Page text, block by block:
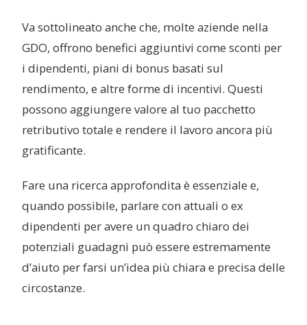
Va sottolineato anche che, molte aziende nella
GDO, offrono benefici aggiuntivi come sconti per
i dipendenti, piani di bonus basati sul
rendimento, e altre forme di incentivi. Questi
possono aggiungere valore al tuo pacchetto
retributivo totale e rendere il lavoro ancora più
gratificante.
Fare una ricerca approfondita è essenziale e,
quando possibile, parlare con attuali o ex
dipendenti per avere un quadro chiaro dei
potenziali guadagni può essere estremamente
d’aiuto per farsi un’idea più chiara e precisa delle
circostanze.